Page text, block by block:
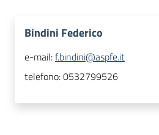
Bindini Federico
e-mail:f.bindini@aspfe.it
telefono:0532799526